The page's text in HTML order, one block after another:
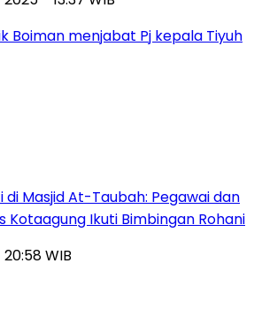
Boiman menjabat Pj kepala Tiyuh
di Masjid At-Taubah: Pegawai dan
Kotaagung Ikuti Bimbingan Rohani
WIB